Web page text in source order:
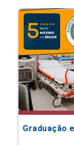
Graduação